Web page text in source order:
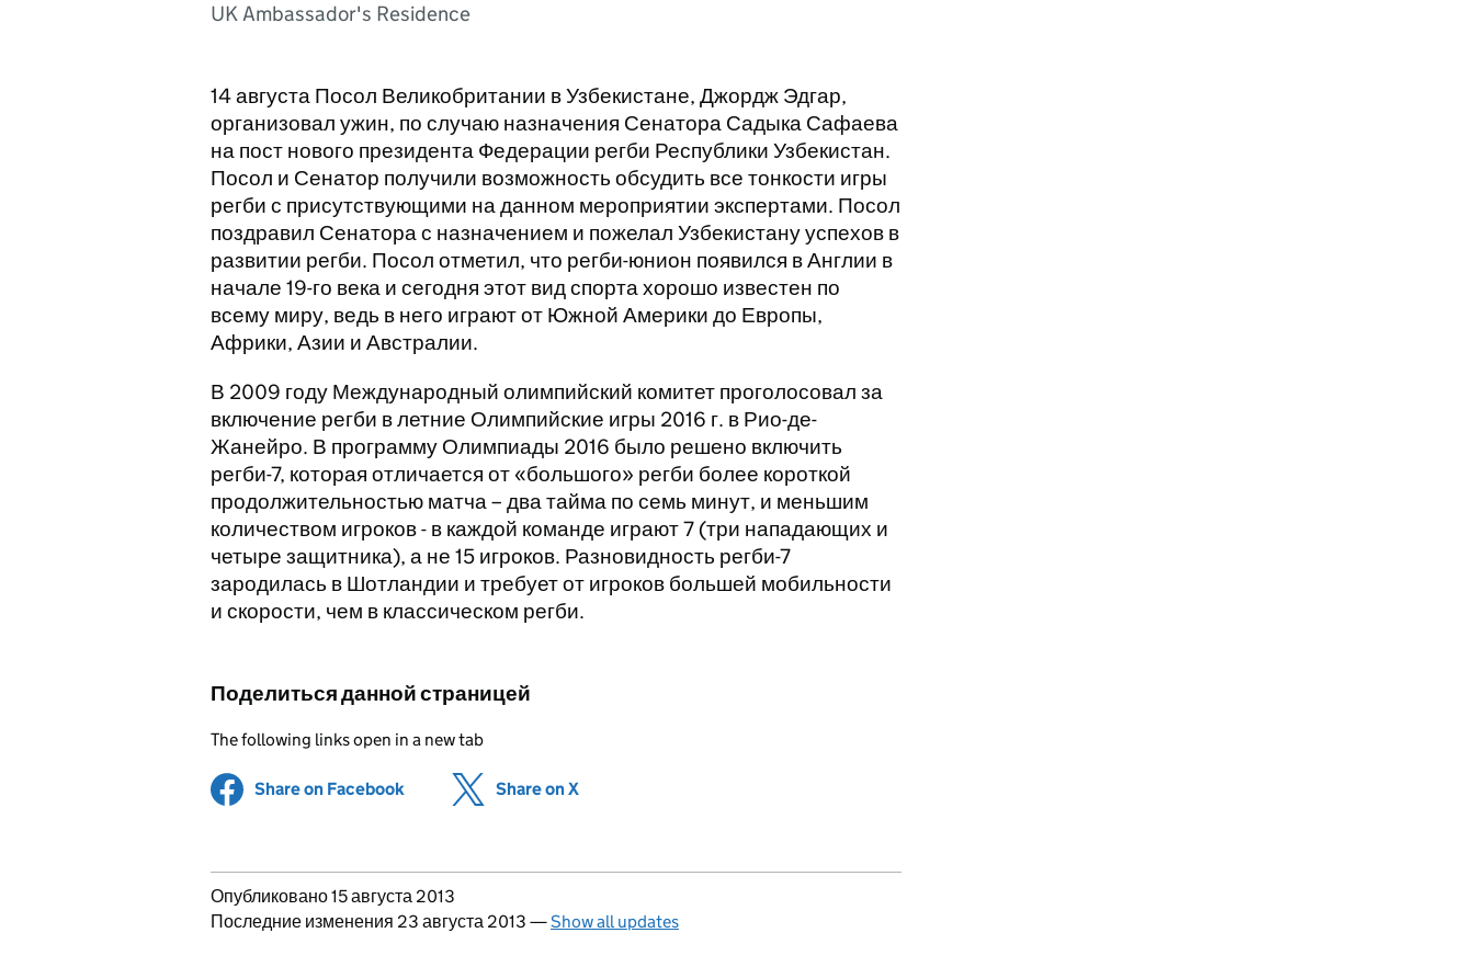
UK Ambassador's Residence
14 августа Посол Великобритании в Узбекистане, Джордж Эдгар,
организовал ужин, по случаю назначения Сенатора Садыка Сафаева
на пост нового президента Федерации регби Республики Узбекистан.
Посол и Сенатор получили возможность обсудить все тонкости игры
регби с присутствующими на данном мероприятии экспертами. Посол
поздравил Сенатора с назначением и пожелал Узбекистану успехов в
развитии регби. Посол отметил, что регби-юнион появился в Англии в
начале 19-го века и сегодня этот вид спорта хорошо известен по
всему миру, ведь в него играют от Южной Америки до Европы,
Африки, Азии и Австралии.
В 2009 году Международный олимпийский комитет проголосовал за
включение регби в летние Олимпийские игры 2016 г. в Рио-де-
Жанейро. В программу Олимпиады 2016 было решено включить
регби-7, которая отличается от «большого» регби более короткой
продолжительностью матча – два тайма по семь минут, и меньшим
количеством игроков - в каждой команде играют 7 (три нападающих и
четыре защитника), а не 15 игроков. Разновидность регби-7
зародилась в Шотландии и требует от игроков большей мобильности
и скорости, чем в классическом регби.
Поделиться данной страницей
The following links open in a new tab
Share on Facebook (opens in new tab)
Share on X
Updates to this page
Опубликовано 15 августа 2013
Последние изменения 23 августа 2013 —Show all updates